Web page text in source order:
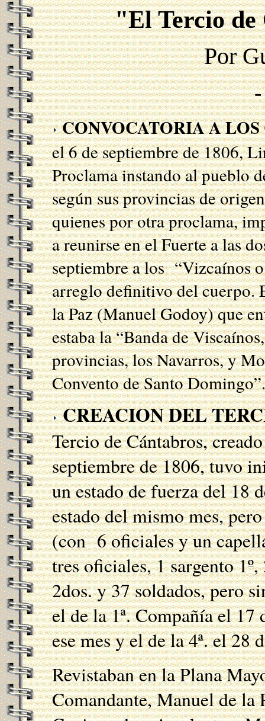
"El Tercio de
Por
CONVOCATORIA A
el 6 de septiembre de 1806,
Proclama instando al pueblo
según sus provincias de
quienes por otra proclama,
a reunirse en el Fuerte a las
septiembre a los “Vizcaínos
arreglo definitivo del cuerpo.
la Paz (Manuel Godoy) que
estaba la “Banda de
provincias, los Navarros, y
Convento de Santo Domingo”.
CREACION DEL
Tercio de Cántabros,
septiembre de 1806, tuvo
un estado de fuerza del 18
estado delmismo mes,
(con 6 oficiales y un
tres oficiales, 1 sargento
2dos. y 37 soldados, pero
el de la 1ª. Compañía el
ese mes y el de la 4ª. el 28
Revistaban en la Plana
Comandante, Manuel de